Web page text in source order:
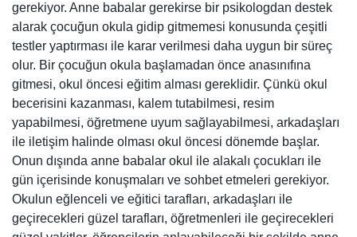
gerekiyor. Anne babalar gerekirse bir psikologdan destek
alarak çocuğun okula gidip gitmemesi konusunda çeşitli
testler yaptırması ile karar verilmesi daha uygun bir süreç
olur. Bir çocuğun okula başlamadan önce anasınıfına
gitmesi, okul öncesi eğitim alması gereklidir. Çünkü okul
becerisini kazanması, kalem tutabilmesi, resim
yapabilmesi, öğretmene uyum sağlayabilmesi, arkadaşları
ile iletişim halinde olması okul öncesi dönemde başlar.
Onun dışında anne babalar okul ile alakalı çocukları ile
gün içerisinde konuşmaları ve sohbet etmeleri gerekiyor.
Okulun eğlenceli ve eğitici tarafları, arkadaşları ile
geçirecekleri güzel tarafları, öğretmenleri ile geçirecekleri